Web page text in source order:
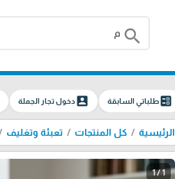
search
ballotطلباتي السابقة account_boxدخول تجار الجملة
الرئيسية كل المنتجات تعبئة وتغليف
1 / 1